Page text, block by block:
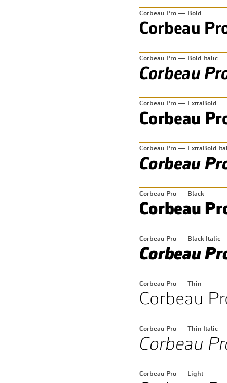
Corbeau Pro — Bold
Corbeau Pro — Bold Italic
Corbeau Pro — ExtraBold
Corbeau Pro — ExtraBold
Corbeau Pro — Black
Corbeau Pro — Black Italic
Corbeau Pro — Thin
Corbeau Pro — Thin Italic
Corbeau Pro — Light